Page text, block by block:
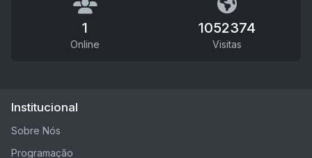
1
Online
1052374
Visitas
Institucional
Sobre Nós
Programação